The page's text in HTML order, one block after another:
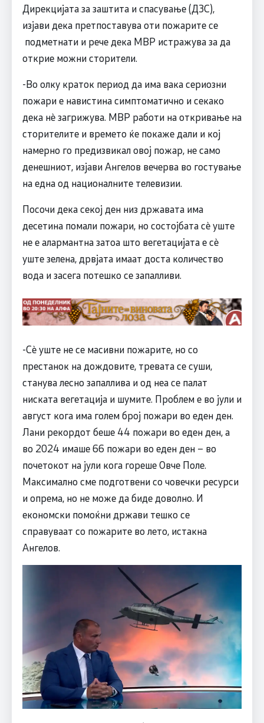
Дирекцијата за заштита и спасување (ДЗС),
изјави дека претпоставува оти пожарите се
подметнати и рече дека МВР истражува за да
открие можни сторители.
-Во олку краток период да има вака сериозни
пожари е навистина симптоматично и секако
дека нè загрижува. МВР работи на откривање на
сторителите и времето ќе покаже дали и кој
намерно го предизвикал овој пожар, не само
денешниот, изјави Ангелов вечерва во гостување
на една од националните телевизии.
Посочи дека секој ден низ државата има
десетина помали пожари, но состојбата сè уште
не е алармантна затоа што вегетацијата е сè
уште зелена, дрвјата имаат доста количество
вода и засега потешко се запалливи.
-Сè уште не се масивни пожарите, но со
престанок на дождовите, тревата се суши,
станува лесно запаллива и од неа се палат
ниската вегетација и шумите. Проблем е во јули и
август кога има голем број пожари во еден ден.
Лани рекордот беше 44 пожари во еден ден, а
во 2024 имаше 66 пожари во еден ден – во
почетокот на јули кога гореше Овче Поле.
Максимално сме подготвени со човечки ресурси
и опрема, но не може да биде доволно. И
економски помоќни држави тешко се
справуваат со пожарите во лето, истакна
Ангелов.